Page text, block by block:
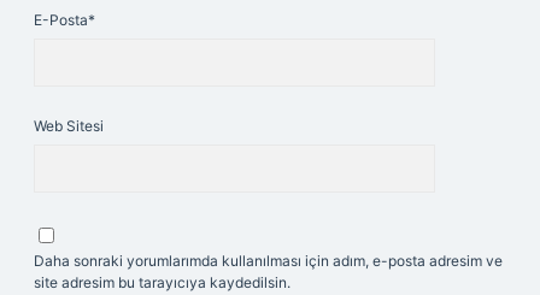
E-Posta*
Web Sitesi
Daha sonraki yorumlarımda kullanılması için adım, e-posta adresim ve
site adresim bu tarayıcıya kaydedilsin.